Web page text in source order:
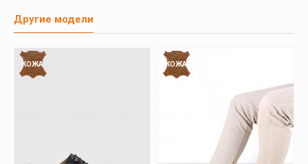
Другие модели
КОЖА КОЖА